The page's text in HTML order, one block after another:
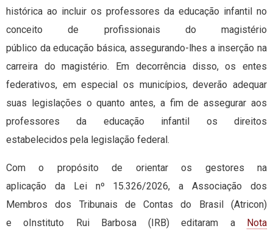
histórica ao incluir os professores da educação infantil no
conceito de profissionais do magistério
público da educação básica, assegurando-lhes a inserção na
carreira do magistério. Em decorrência disso, os entes
federativos, em especial os municípios, deverão adequar
suas legislações o quanto antes, a fim de assegurar aos
professores da educação infantil os direitos
estabelecidos pela legislação federal.
Com o propósito de orientar os gestores na
aplicação da Lei nº 15.326/2026, a Associação dos
Membros dos Tribunais de Contas do Brasil (Atricon)
e oInstituto Rui Barbosa (IRB) editaram a
Nota